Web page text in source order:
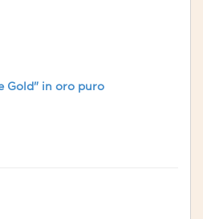
Gold" in oro puro